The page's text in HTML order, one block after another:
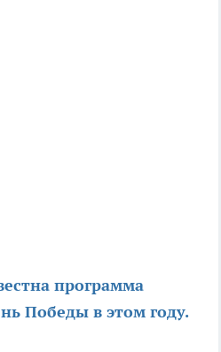
программа
Победы в этом году.